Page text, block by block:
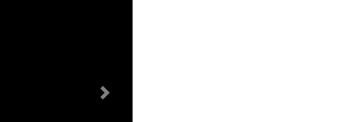
Next